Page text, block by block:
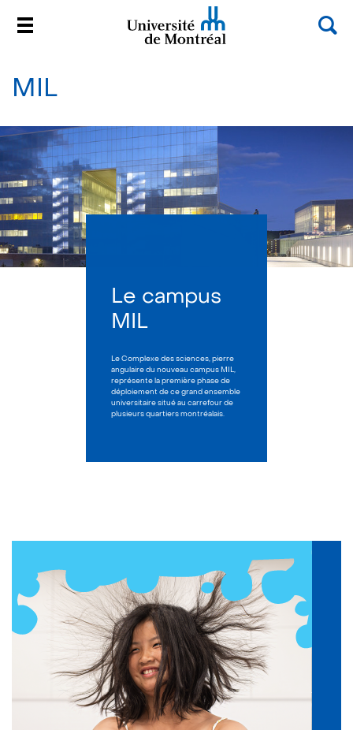
contenu
MIL
Le campus
MIL
Le Complexe des sciences, pierre
angulaire du nouveau campus MIL,
représente la première phase de
déploiement de ce grand ensemble
universitaire situé au carrefour de
plusieurs quartiers montréalais.